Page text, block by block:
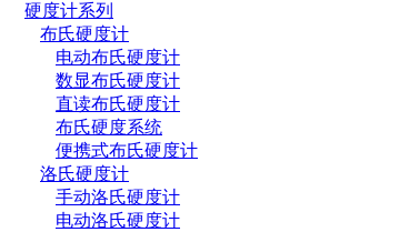
硬度计系列
布氏硬度计
电动布氏硬度计
数显布氏硬度计
直读布氏硬度计
布氏硬度系统
便携式布氏硬度计
洛氏硬度计
手动洛氏硬度计
电动洛氏硬度计